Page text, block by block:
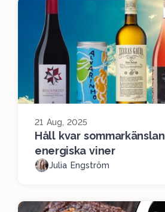
21 Aug, 2025
Håll kvar
energiska viner
Julia Engström